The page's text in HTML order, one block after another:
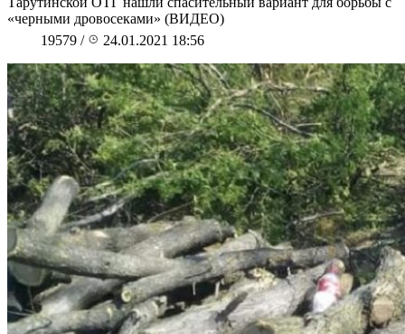
«черными дровосеками» (ВИДЕО)
19579 / 24.01.2021 18:56